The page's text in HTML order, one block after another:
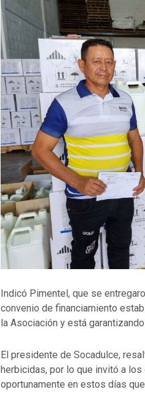
Indicó Pimentel, que se
convenio de financiamiento
la Asociación y está
El presidente de Socadulce,
herbicidas, por lo que invitó a
oportunamente en estos días